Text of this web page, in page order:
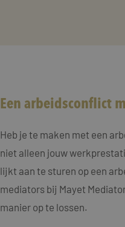
Een arbeidsconflict
Heb je te maken met een
niet alleen jouw
lijkt aan te sturen op een
mediators bij Mayet
manier op te lossen.